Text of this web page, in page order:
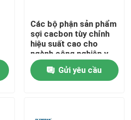
Các bộ phận sản phẩm
sợi cacbon tùy chỉnh
hiệu suất cao cho
ngành công nghiệp y
tế và ô tô
Gửi yêu cầu